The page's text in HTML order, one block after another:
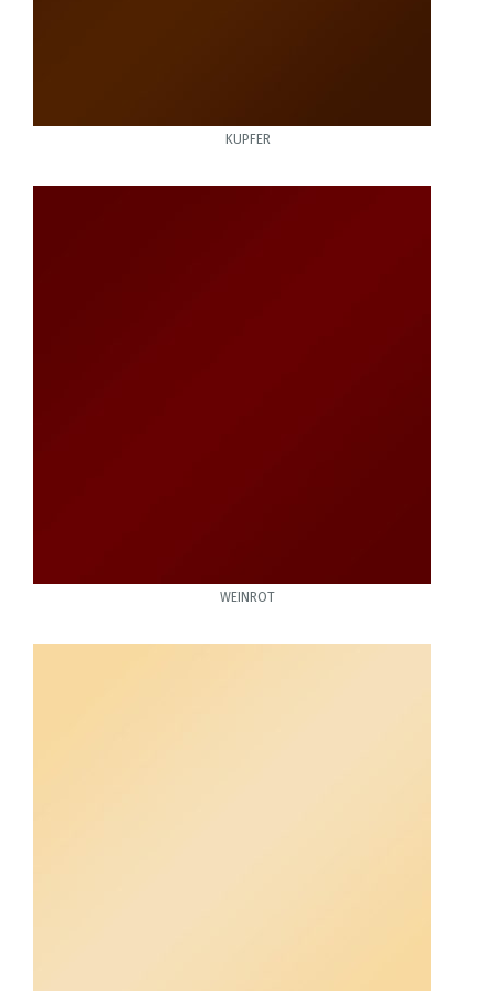
KUPFER
WEINROT